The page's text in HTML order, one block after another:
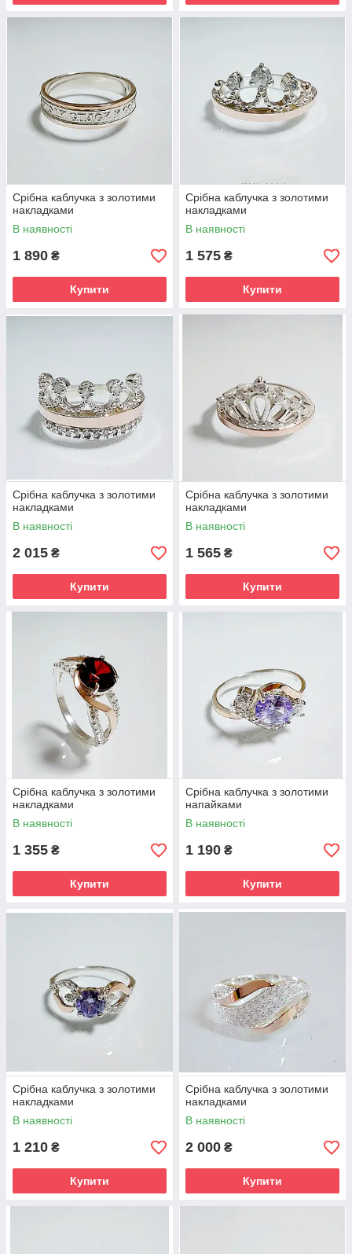
Срібна каблучка з золотими
накладками
В наявності
1 890 ₴
Купити
Срібна каблучка з золотими
накладками
В наявності
1 575 ₴
Купити
Срібна каблучка з золотими
накладками
В наявності
2 015 ₴
Купити
Срібна каблучка з золотими
накладками
В наявності
1 565 ₴
Купити
Срібна каблучка з золотими
накладками
В наявності
1 355 ₴
Купити
Срібна каблучка з золотими
напайками
В наявності
1 190 ₴
Купити
Срібна каблучка з золотими
накладками
В наявності
1 210 ₴
Купити
Срібна каблучка з золотими
накладками
В наявності
2 000 ₴
Купити